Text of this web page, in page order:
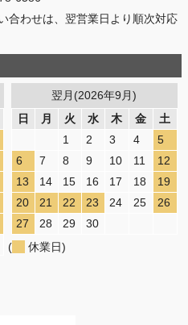
合わせは、翌営業日より順次対応
翌月(2026年9月)
日
月 火 水 木 金
土
1
2 3 4
5
6
7 8 9 10 11
12
13
14 15 16 17 18
19
20
21 22 23 24 25
26
27
28 29
30
(
休業日)